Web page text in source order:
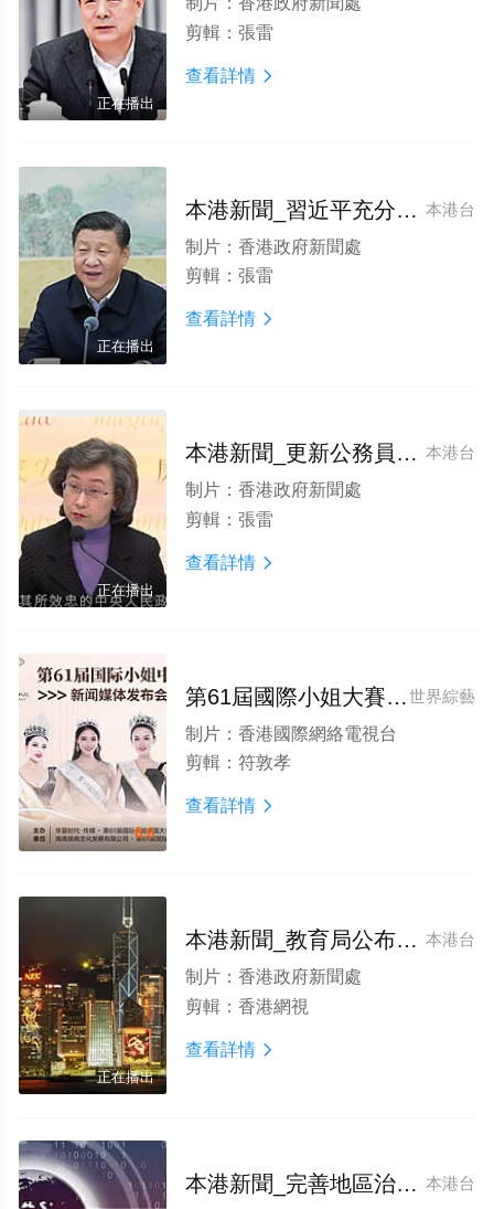
正在播出
剪輯： 張雷
查看詳情 
正在播出
本港台
本港新聞_習近平充分肯定李家超工作
制片： 香港政府新聞處
剪輯： 張雷
查看詳情 
正在播出
本港台
本港新聞_更新公務員守則谘詢展開
制片： 香港政府新聞處
剪輯： 張雷
查看詳情 
8.6
世界綜藝
第61屆國際小姐大賽海南賽區新聞發布會今在海口召開
制片： 香港國際網絡電視台
剪輯： 符敦孝
查看詳情 
正在播出
本港台
本港新聞_教育局公布小學人文科課程框架
制片： 香港政府新聞處
剪輯： 香港網視
查看詳情 
本港台
本港新聞_完善地區治理 回應市民所需